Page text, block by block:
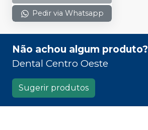
Pedir via Whatsapp
Não achou algum produto?
Dental Centro Oeste
Sugerir produtos